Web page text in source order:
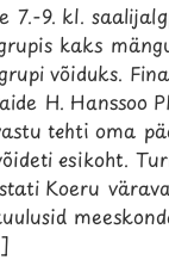
7.-9. kl.
kaks
võiduks.
H. Hanssoo
tehti oma
esikoht.
Koeru